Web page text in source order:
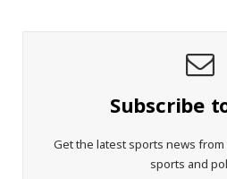
Subscribe
Get the latest sports news
sports and